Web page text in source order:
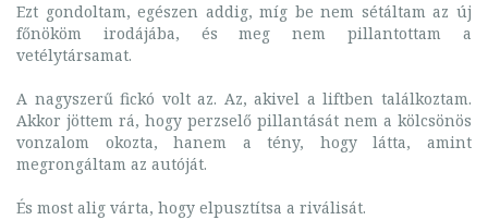
Ezt gondoltam, egészen addig, míg be nem sétáltam az új
főnököm irodájába, és meg nem pillantottam a
vetélytársamat.
A nagyszerű fickó volt az. Az, akivel a liftben találkoztam.
Akkor jöttem rá, hogy perzselő pillantását nem a kölcsönös
vonzalom okozta, hanem a tény, hogy látta, amint
megrongáltam az autóját.
És most alig várta, hogy elpusztítsa a riválisát.